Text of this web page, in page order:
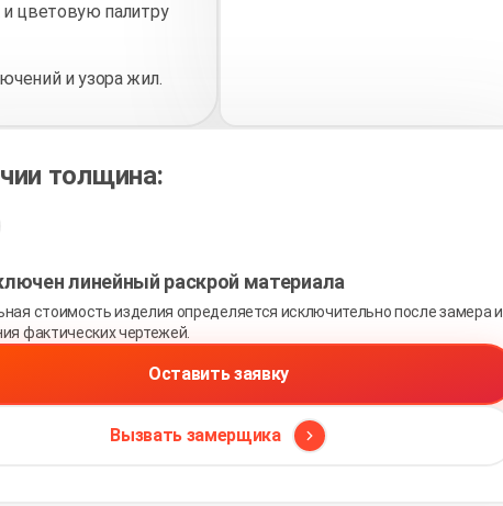
цветовую палитру
и узора жил.
толщина:
линейный раскрой материала
стоимость изделия определяется исключительно после замера и
фактических чертежей.
Оставить заявку
Вызвать замерщика